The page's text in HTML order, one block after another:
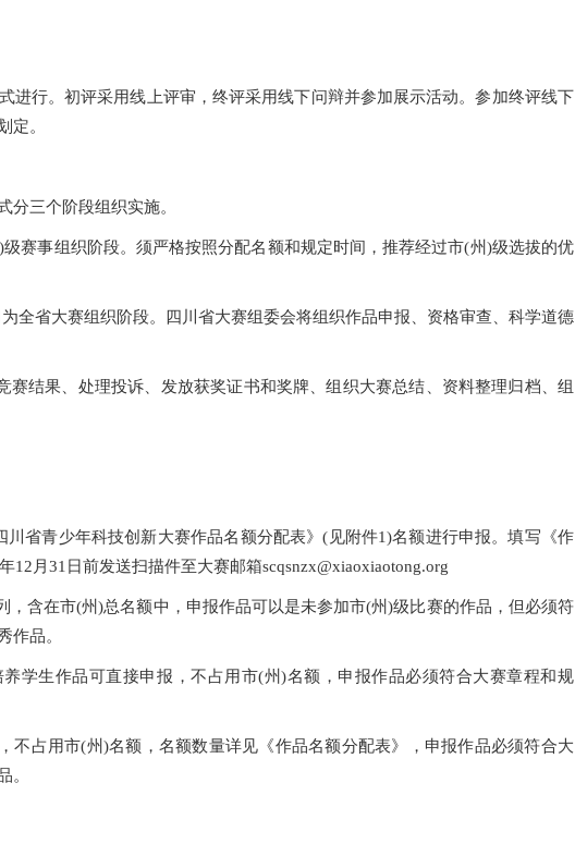
进行。初评采用线上评审，终评采用线下问辩并参加展示活动。参加终评线下
定。
分三个阶段组织实施。
赛事组织阶段。须严格按照分配名额和规定时间，推荐经过市(州)级选拔的优
全省大赛组织阶段。四川省大赛组委会将组织作品申报、资格审查、科学道德
赛结果、处理投诉、发放获奖证书和奖牌、组织大赛总结、资料整理归档、组
川省青少年科技创新大赛作品名额分配表》(见附件1)名额进行申报。填写《作
12月31日前发送扫描件至大赛邮箱scqsnzx@xiaoxiaotong.org
，含在市(州)总名额中，申报作品可以是未参加市(州)级比赛的作品，但必须符
作品。
养学生作品可直接申报，不占用市(州)名额，申报作品必须符合大赛章程和规
不占用市(州)名额，名额数量详见《作品名额分配表》，申报作品必须符合大
。